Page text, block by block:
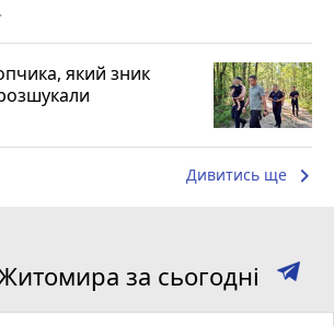
який зник
Дивитись ще keyboard_arrow_right
за сьогодні